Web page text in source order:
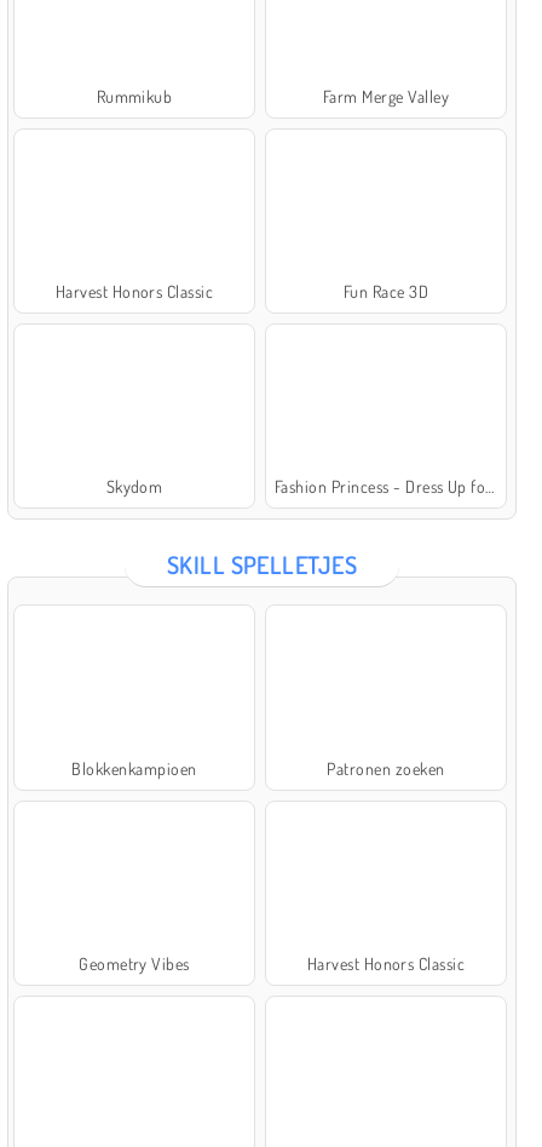
Rummikub Farm Merge Valley
Harvest Honors Classic Fun Race 3D
Skydom Fashion Princess - Dress Up for Girls
SKILL SPELLETJES
Blokkenkampioen Patronen zoeken
Geometry Vibes Harvest Honors Classic